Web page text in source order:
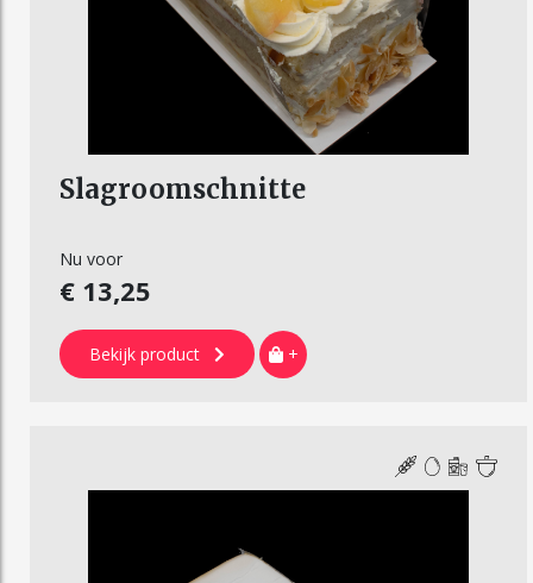
Slagroomschnitte
Nu voor
€ 13,25
Bekijk product +